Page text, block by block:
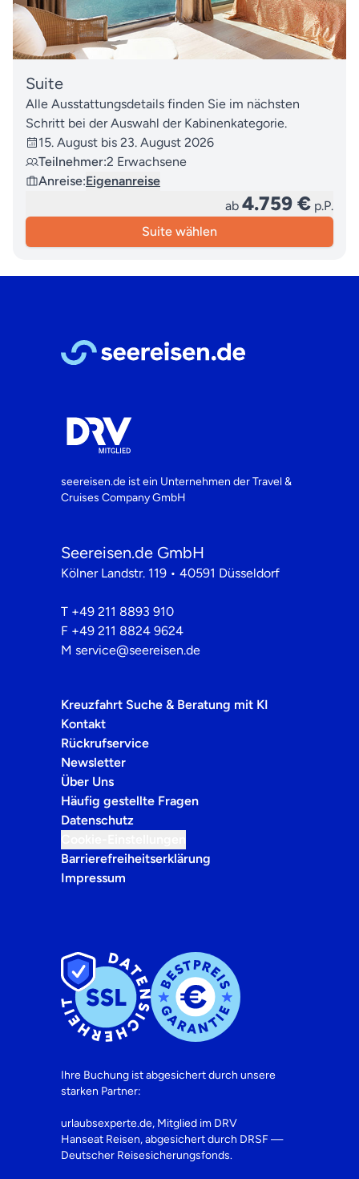
Suite
Alle Ausstattungsdetails finden Sie im nächsten
Schritt bei der Auswahl der Kabinenkategorie.
15. August bis 23. August 2026
Teilnehmer:2 Erwachsene
Anreise:Eigenanreise
ab 4.759 € p.P.
Suite wählen
seereisen.de ist ein Unternehmen derTravel &
Cruises Company GmbH
Seereisen.de GmbH
Kölner Landstr. 119 • 40591 Düsseldorf
T +49 211 8893 910
F +49 211 8824 9624
M service@seereisen.de
Kreuzfahrt Suche & Beratung mit KI
Kontakt
Rückrufservice
Newsletter
Über Uns
Häufig gestellte Fragen
Datenschutz
Barrierefreiheitserklärung
Impressum
Ihre Buchung ist abgesichert durch unsere
starken Partner:
urlaubsexperte.de, Mitglied im DRV
Hanseat Reisen, abgesichert durch DRSF —
Deutscher Reisesicherungsfonds.